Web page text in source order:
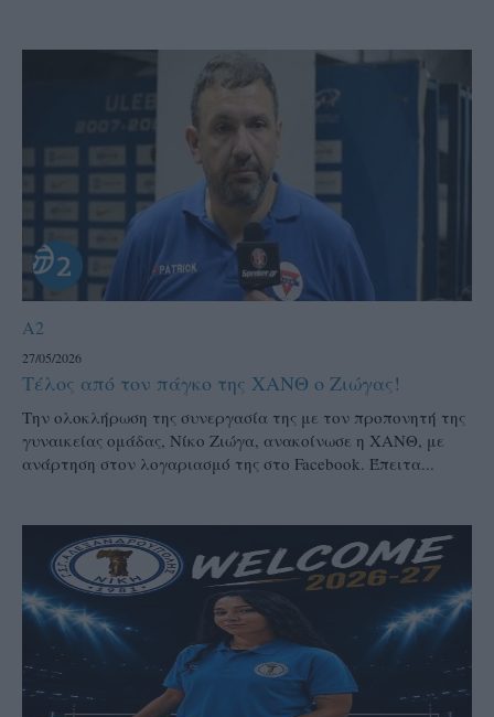
A2
27/05/2026
Τέλος από τον πάγκο της ΧΑΝΘ ο Ζιώγας!
Την ολοκλήρωση της συνεργασία της με τον προπονητή της
γυναικείας ομάδας, Νίκο Ζιώγα, ανακοίνωσε η ΧΑΝΘ, με
ανάρτηση στον λογαριασμό της στο Facebook. Έπειτα...